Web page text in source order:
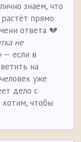
знаем, что
прямо
ответа 💔
не
— если в
на
уже
дело с
чтобы